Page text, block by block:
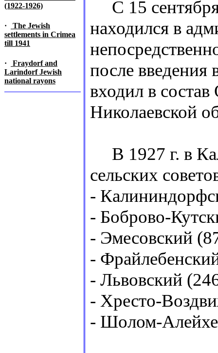
(1922-1926)
·
The Jewish
settlements in Crimea
till 1941
·
Fraydorf and
Larindorf Jewish
national rayons
С 15
находился в
после введения
входил в состав
Николаевской
В 1927 г. в
сельских
-
- Боброво-
- Эмесовский
-
- Львовский
- Хресто-
- Шолом-